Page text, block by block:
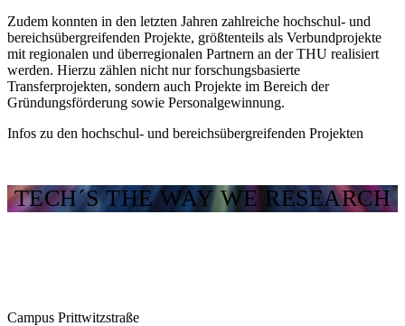
Zudem konnten in den letzten Jahren zahlreiche hochschul- und
bereichsübergreifenden Projekte, größtenteils als Verbundprojekte
mit regionalen und überregionalen Partnern an der THU realisiert
werden. Hierzu zählen nicht nur forschungsbasierte
Transferprojekten, sondern auch Projekte im Bereich der
Gründungsförderung sowie Personalgewinnung.
Infos zu den hochschul- und bereichsübergreifenden Projekten
TECH´S THE WAY WE RESEARCH
Campus Prittwitzstraße